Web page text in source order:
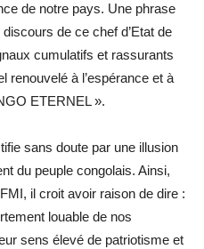
de notre pays. Une phrase
de ce chef d’Etat de
cumulatifs et rassurants
renouvelé à l’espérance et à
ETERNEL ».
sans doute par une illusion
du peuple congolais. Ainsi,
il croit avoir raison de dire :
louable de nos
sens élevé de patriotisme et